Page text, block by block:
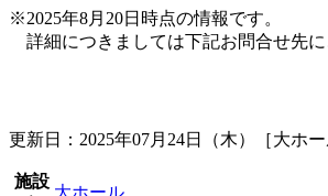
※2025年8月20日時点の情報です。
詳細につきましては下記お問合せ先に
更新日：2025年07月24日（木）［大ホー
施設
大ホール